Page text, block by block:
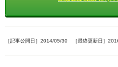
［記事公開日］2014/05/30 ［最終更新日］